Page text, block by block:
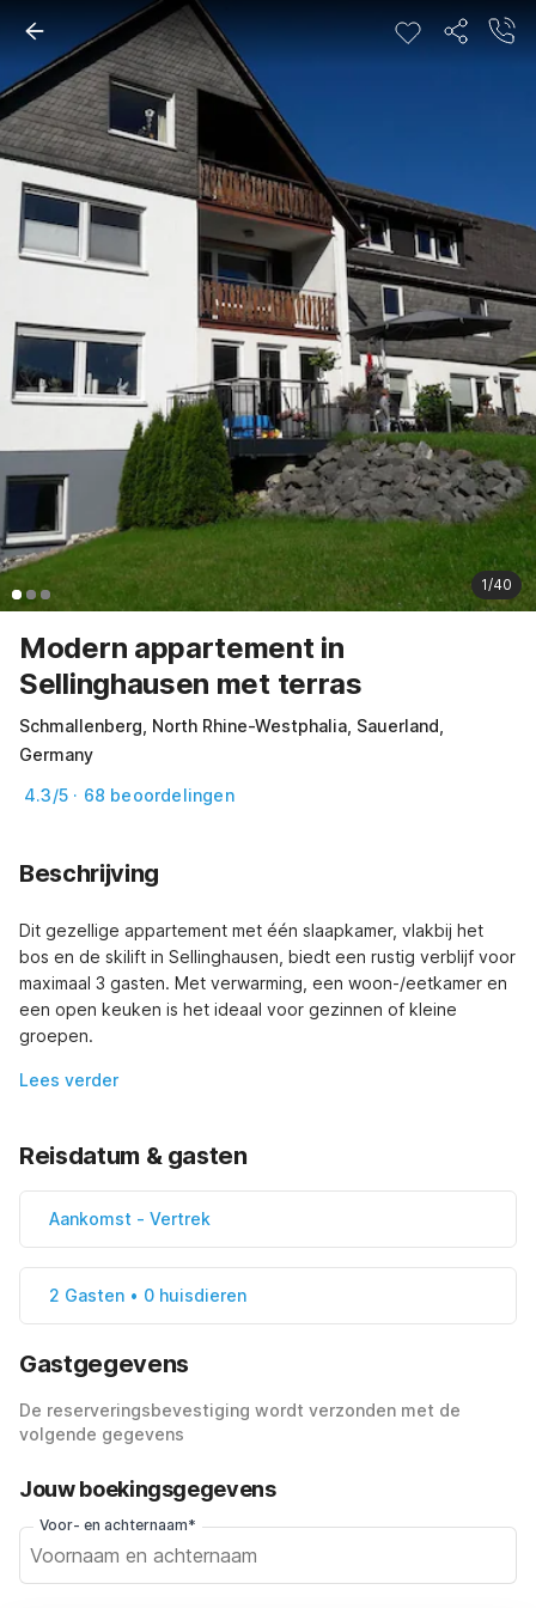
1/40
Modern appartement in
Sellinghausen met terras
Schmallenberg, North Rhine-Westphalia, Sauerland,
Germany
4.3/5 · 68 beoordelingen
Beschrijving
Dit gezellige appartement met één slaapkamer, vlakbij het
bos en de skilift in Sellinghausen, biedt een rustig verblijf voor
maximaal 3 gasten. Met verwarming, een woon-/eetkamer en
een open keuken is het ideaal voor gezinnen of kleine
groepen.
Lees verder
Reisdatum & gasten
Aankomst - Vertrek
2 Gasten • 0 huisdieren
Gastgegevens
De reserveringsbevestiging wordt verzonden met de
volgende gegevens
Jouw boekingsgegevens
Voor- en achternaam*